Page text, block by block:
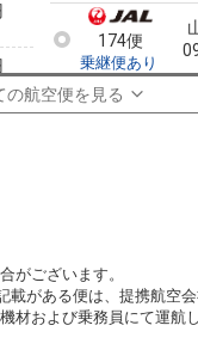
174便
乗継便あり
クラスJを
※J-AIR運
航
の航空便を見る
がございます。
がある便は、提携航空
材および乗務員にて運航